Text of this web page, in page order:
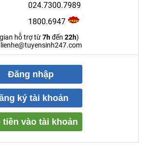
024.7300.7989
1800.6947
hỗ trợ từ7hđến 22h)
lienhe@tuyensinh247.com
Đăng nhập
ký tài khoản
tiền vào tài khoản